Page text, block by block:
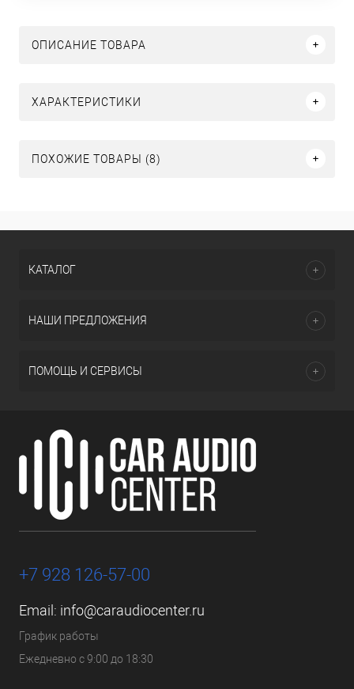
ОПИСАНИЕ ТОВАРА
ХАРАКТЕРИСТИКИ
ПОХОЖИЕ ТОВАРЫ (8)
КАТАЛОГ
НАШИ ПРЕДЛОЖЕНИЯ
ПОМОЩЬ И СЕРВИСЫ
+7 928 126-57-00
Email: info@caraudiocenter.ru
График работы
Ежедневно с 9:00 до 18:30